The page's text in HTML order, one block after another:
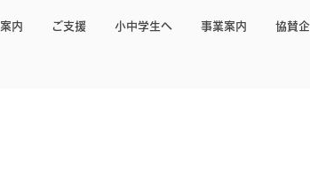
内 ご支援 小中学生へ 事業案内 協賛